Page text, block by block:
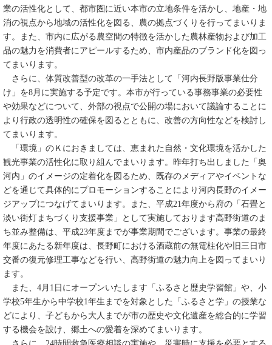
業の活性化として、都市圏に近い本市の立地条件を活かし、地産・地
消の視点から地域の活性化を図る、農の拠点づくりを行ってまいりま
す。また、市内に広がる農空間の特徴を活かした農林産物および加工
品の魅力を消費者にアピールするため、市内産品のブランド化を図っ
てまいります。
さらに、体質改善型の改革の一手法として「河内長野版事業仕分
け」を8月に実施する予定です。本市が行っている事務事業の必要性
や効果などについて、外部の視点で公開の場において議論することに
より行政の透明性の確保を図るとともに、改善の方向性などを検討し
てまいります。
「環境」のＫにおきましては、恵まれた自然・文化環境を活かした
観光事業の活性化に取り組んでまいります。昨年打ち出しました「奥
河内」のイメージの定着化を図るため、既存のメディアやイベントな
どを通じて具体的にプロモーションすることにより河内長野のイメー
ジアップにつなげてまいります。また、平成21年度から府の「石畳と
淡い街灯まちづくり支援事業」として実施しております高野街道のま
ち並み整備は、平成23年度までが事業期間でございます。事業の最終
年度にあたる新年度は、長野町における酒蔵前の無電柱化や旧三日市
交番の復元修理工事などを行い、高野街道の魅力向上を図ってまいり
ます。
また、4月1日にオープンいたします「ふるさと歴史学習館」や、小
学校5年生から中学校1年生までを対象とした「ふるさと学」の授業な
どにより、子どもから大人までが市の歴史や文化遺産を総合的に学習
する機会を設け、郷土への愛着を深めてまいります。